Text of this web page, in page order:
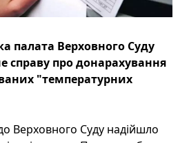
палата Верховного Суду
справу про донарахування
"температурних
Верховного Суду надійшло